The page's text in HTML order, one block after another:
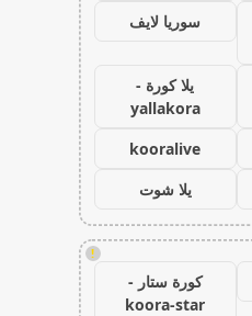
سوريا لايف
يلا كورة -
yallakora
kooralive
يلا شوت
!
كورة ستار -
koora-star